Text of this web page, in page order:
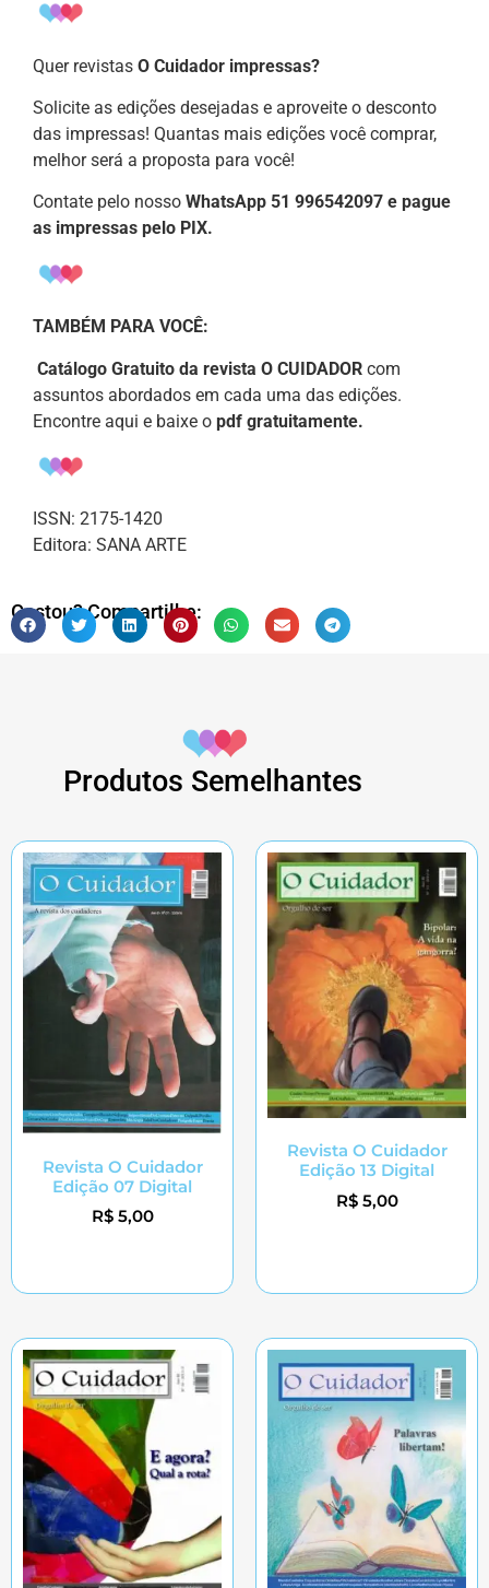
Quer revistas O Cuidador impressas?
Solicite as edições desejadas e aproveite o desconto
das impressas! Quantas mais edições você comprar,
melhor será a proposta para você!
Contate pelo nosso WhatsApp 51 996542097 e pague
as impressas pelo PIX.
TAMBÉM PARA VOCÊ:
Catálogo Gratuito da revista O CUIDADOR com
assuntos abordados em cada uma das edições.
Encontre aqui e baixe o pdf gratuitamente.
ISSN: 2175-1420
Editora: SANA ARTE
Gostou? Compartilhe:
Produtos Semelhantes
Revista O Cuidador
Edição 07 Digital
R$5,00
Revista O Cuidador
Edição 13 Digital
R$5,00